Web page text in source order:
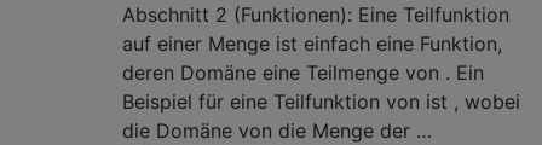
Abschnitt 2 (Funktionen): Eine Teilfunktion
auf einer Menge ist einfach eine Funktion,
deren Domäne eine Teilmenge von . Ein
Beispiel für eine Teilfunktion von ist , wobei
die Domäne von die Menge der …